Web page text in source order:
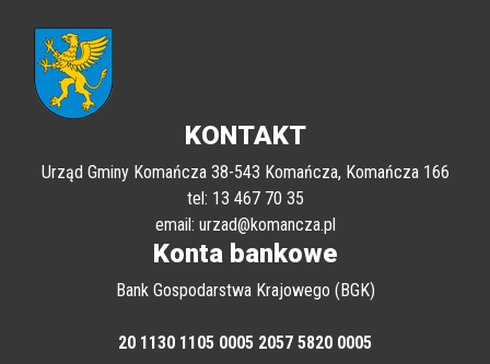
KONTAKT
Urząd Gminy Komańcza 38-543 Komańcza, Komańcza 166
tel: 13 467 70 35
email: urzad@komancza.pl
Konta bankowe
Bank Gospodarstwa Krajowego (BGK)